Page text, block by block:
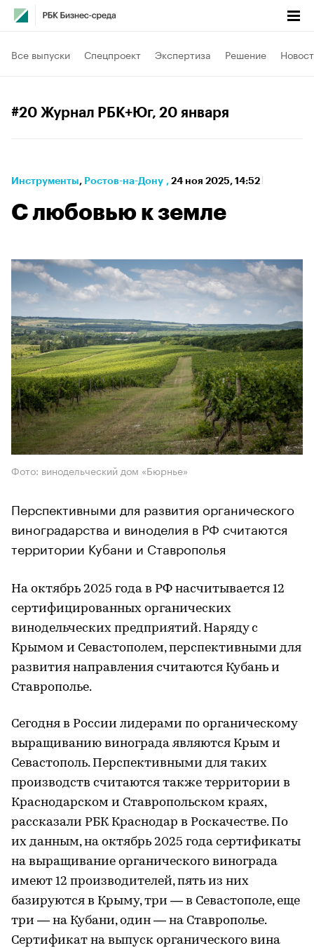
Все выпуски Спецпроект Экспертиза Решение
#20 Журнал РБК+Юг, 20 января
Инструменты⁠, Ростов-на-Дону , 24 ноя 2025, 14:52
С любовью к земле
Фото: винодельческий дом «Бюрнье»
Перспективными для развития органического
виноградарства и виноделия в РФ считаются
территории Кубани и Ставрополья
На октябрь 2025 года в РФ насчитывается 12
сертифицированных органических
винодельческих предприятий. Наряду с
Крымом и Севастополем, перспективными для
развития направления считаются Кубань и
Ставрополье.
Сегодня в России лидерами по органическому
выращиванию винограда являются Крым и
Севастополь. Перспективными для таких
производств считаются также территории в
Краснодарском и Ставропольском краях,
рассказали РБК Краснодар в Роскачестве. По
их данным, на октябрь 2025 года сертификаты
на выращивание органического винограда
имеют 12 производителей, пять из них
базируются в Крыму, три — в Севастополе, еще
три — на Кубани, один — на Ставрополье.
Сертификат на выпуск органического вина